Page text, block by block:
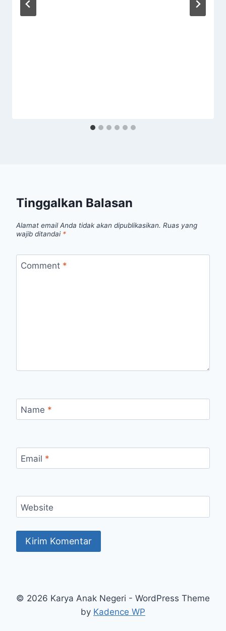
Tinggalkan Balasan
Alamat email Anda tidak akan dipublikasikan. Ruas yang
wajib ditandai *
Comment *
Name *
Email *
Website
© 2026 Karya Anak Negeri - WordPress Theme
by Kadence WP